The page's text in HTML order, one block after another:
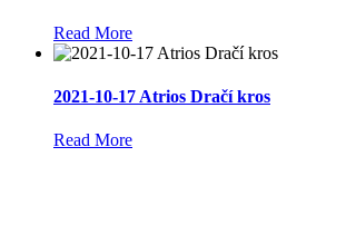
Read More
2021-10-17 Atrios Dračí kros
Read More